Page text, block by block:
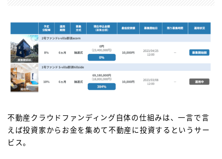
不動産クラウドファンディング自体の仕組みは、一言で言
えば投資家からお金を集めて不動産に投資するというサー
ビス。